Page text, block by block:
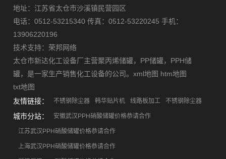
地址：江苏省太仓市沙溪镇民营园区
电话：0512-53215340 传真：0512-53220245 手机：
13906220196
技术支持： 荣邦网络
太仓市新达化工设备厂主营聚丙烯储罐， PP储罐， PPH储
罐，是一家生产销售化工设备的公司。xml地图 htm地图
txt地图
友情链接：
不锈钢除尘器 韩华贴片机 线路板加工 不锈钢除尘器
城市分站： 安徽武汉PPH硝酸储罐价格恭请合作
江苏武汉PPH硝酸储罐价格恭请合作
上海武汉PPH硝酸储罐价格恭请合作